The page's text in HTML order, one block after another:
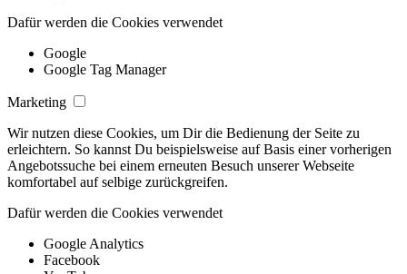
Dafür werden die Cookies verwendet
Google
Google Tag Manager
Marketing
Wir nutzen diese Cookies, um Dir die Bedienung der Seite zu
erleichtern. So kannst Du beispielsweise auf Basis einer vorherigen
Angebotssuche bei einem erneuten Besuch unserer Webseite
komfortabel auf selbige zurückgreifen.
Dafür werden die Cookies verwendet
Google Analytics
Facebook